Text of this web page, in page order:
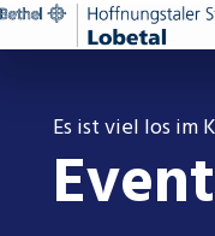
Zum
Inhalt
Es ist viel los im